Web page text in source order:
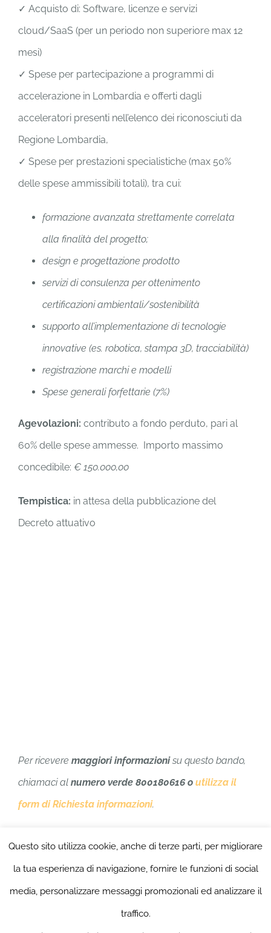
✓ Acquisto di: Software, licenze e servizi
cloud/SaaS (per un periodo non superiore max 12
mesi)
✓ Spese per partecipazione a programmi di
accelerazione in Lombardia e offerti dagli
acceleratori presenti nell’elenco dei riconosciuti da
Regione Lombardia,
✓ Spese per prestazioni specialistiche (max 50%
delle spese ammissibili totali), tra cui:
formazione avanzata strettamente correlata
alla finalità del progetto;
design e progettazione prodotto
servizi di consulenza per ottenimento
certificazioni ambientali/sostenibilità
supporto all’implementazione di tecnologie
innovative (es. robotica, stampa 3D, tracciabilità)
registrazione marchi e modelli
Spese generali forfettarie (7%)
Agevolazioni: contributo a fondo perduto, pari al
60% delle spese ammesse. Importo massimo
concedibile: € 150.000,00
Tempistica: in attesa della pubblicazione del
Decreto attuativo
Per ricevere maggiori informazionisu questo bando,
chiamaci al numero verde 800180616 o utilizza il
form di Richiesta informazioni.
Questo sito utilizza cookie, anche di terze parti, per migliorare
la tua esperienza di navigazione, fornire le funzioni di social
media, personalizzare messaggi promozionali ed analizzare il
traffico.